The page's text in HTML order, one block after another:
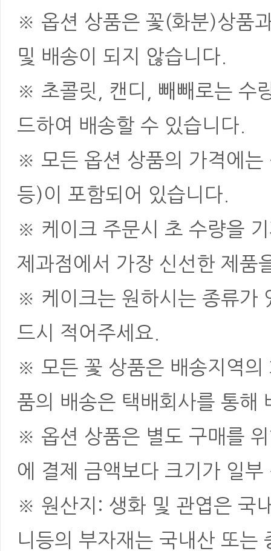
※ 옵션 상품은 꽃(화분)상품
및 배송이 되지 않습니다.
※ 초콜릿, 캔디, 빼빼로는 수
드하여 배송할 수 있습니다.
※ 모든 옵션 상품의 가격에는
등)이 포함되어 있습니다.
※ 케이크 주문시 초 수량을
제과점에서 가장 신선한 제품
※ 케이크는 원하시는 종류가
드시 적어주세요.
※ 모든 꽃 상품은 배송지역의
품의 배송은 택배회사를 통해
※ 옵션 상품은 별도 구매를
에 결제 금액보다 크기가 일
※ 원산지: 생화 및 관엽은 국
니등의 부자재는 국내산 또는